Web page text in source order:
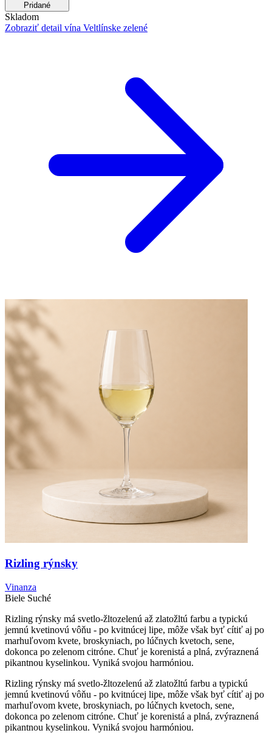
Pridané
Skladom
Zobraziť detail vína Veltlínske zelené
Rizling rýnsky
Vinanza
Biele Suché
Rizling rýnsky má svetlo-žltozelenú až zlatožltú farbu a typickú
jemnú kvetinovú vôňu - po kvitnúcej lipe, môže však byť cítiť aj po
marhuľovom kvete, broskyniach, po lúčnych kvetoch, sene,
dokonca po zelenom citróne. Chuť je korenistá a plná, zvýraznená
pikantnou kyselinkou. Vyniká svojou harmóniou.
Rizling rýnsky má svetlo-žltozelenú až zlatožltú farbu a typickú
jemnú kvetinovú vôňu - po kvitnúcej lipe, môže však byť cítiť aj po
marhuľovom kvete, broskyniach, po lúčnych kvetoch, sene,
dokonca po zelenom citróne. Chuť je korenistá a plná, zvýraznená
pikantnou kyselinkou. Vyniká svojou harmóniou.